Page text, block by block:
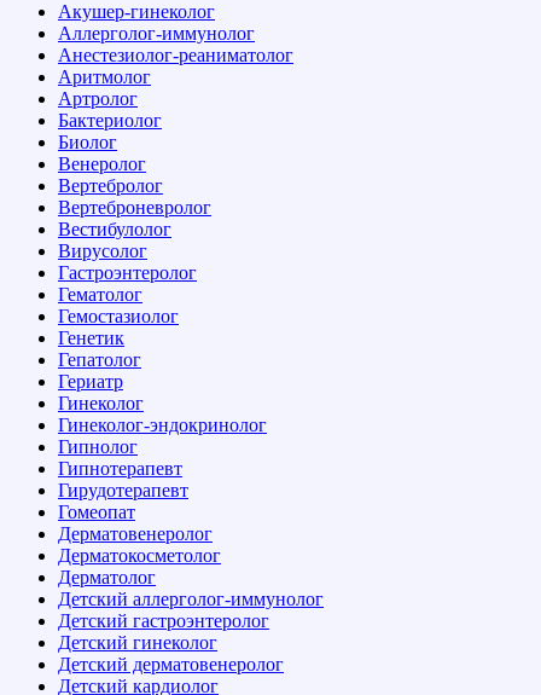
Акушер-гинеколог
Аллерголог-иммунолог
Анестезиолог-реаниматолог
Аритмолог
Артролог
Бактериолог
Биолог
Венеролог
Вертебролог
Вертеброневролог
Вестибулолог
Вирусолог
Гастроэнтеролог
Гематолог
Гемостазиолог
Генетик
Гепатолог
Гериатр
Гинеколог
Гинеколог-эндокринолог
Гипнолог
Гипнотерапевт
Гирудотерапевт
Гомеопат
Дерматовенеролог
Дерматокосметолог
Дерматолог
Детский аллерголог-иммунолог
Детский гастроэнтеролог
Детский гинеколог
Детский дерматовенеролог
Детский кардиолог